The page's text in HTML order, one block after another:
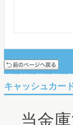
キャッシュカー
当金庫